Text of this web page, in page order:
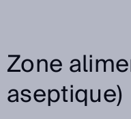
Zone
aseptique)